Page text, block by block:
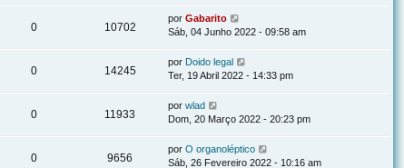
0 10702
por Gabarito
Sáb, 04 Junho 2022 - 09:58 am
0 14245
por Doido legal
Ter, 19 Abril 2022 - 14:33 pm
0 11933
por wlad
Dom, 20 Março 2022 - 20:23 pm
0 9656
por O organoléptico
Sáb, 26 Fevereiro 2022 - 10:16 am